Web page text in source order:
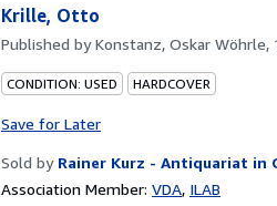
Krille, Otto
Published byKonstanz, Oskar Wöhrle,
CONDITION: USED HARDCOVER
Save for Later
Sold by Rainer Kurz - Antiquariat in
Association Member: VDA ILAB